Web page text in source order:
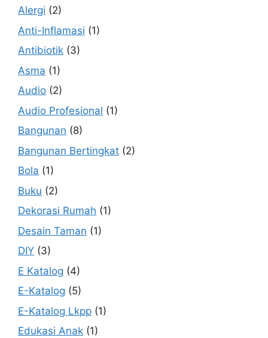
Alergi (2)
Anti-Inflamasi (1)
Antibiotik (3)
Asma (1)
Audio (2)
Audio Profesional (1)
Bangunan (8)
Bangunan Bertingkat (2)
Bola (1)
Buku (2)
Dekorasi Rumah (1)
Desain Taman (1)
DIY (3)
E Katalog (4)
E-Katalog (5)
E-Katalog Lkpp (1)
Edukasi Anak (1)